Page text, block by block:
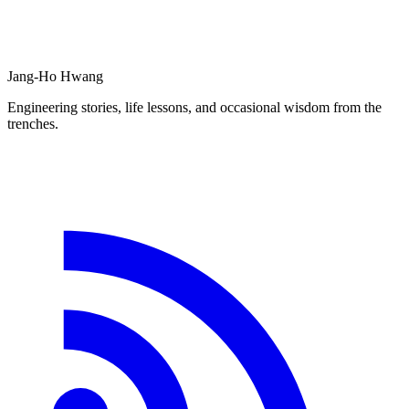
Jang-Ho Hwang
Engineering stories, life lessons, and occasional wisdom from the
trenches.